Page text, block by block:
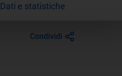
Dati e statistiche
Condividi